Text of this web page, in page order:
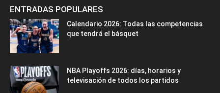
ENTRADAS POPULARES
Calendario 2026: Todas las competencias
que tendrá el básquet
NBA Playoffs 2026: días, horarios y
televisación de todos los partidos